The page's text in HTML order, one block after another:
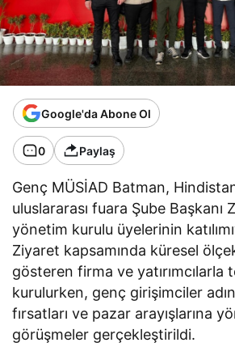
Google'da Abone Ol
0 Paylaş
Genç MÜSİAD Batman,
uluslararası fuara Şube Başkanı
yönetim kurulu üyelerinin
Ziyaret kapsamında küresel
gösteren firma ve yatırımcılarla
kurulurken, genç girişimciler
fırsatları ve pazar arayışlarına
görüşmeler gerçekleştirildi.